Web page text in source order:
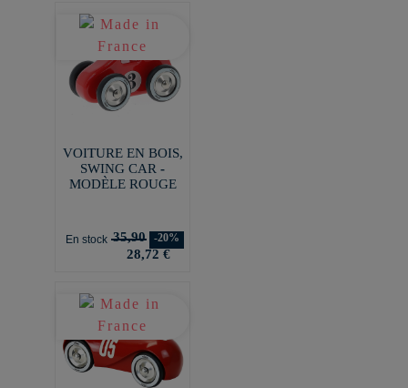
VOITURE EN BOIS,
SWING CAR -
MODÈLE ROUGE
En stock 35,90 -20%
28,72 €